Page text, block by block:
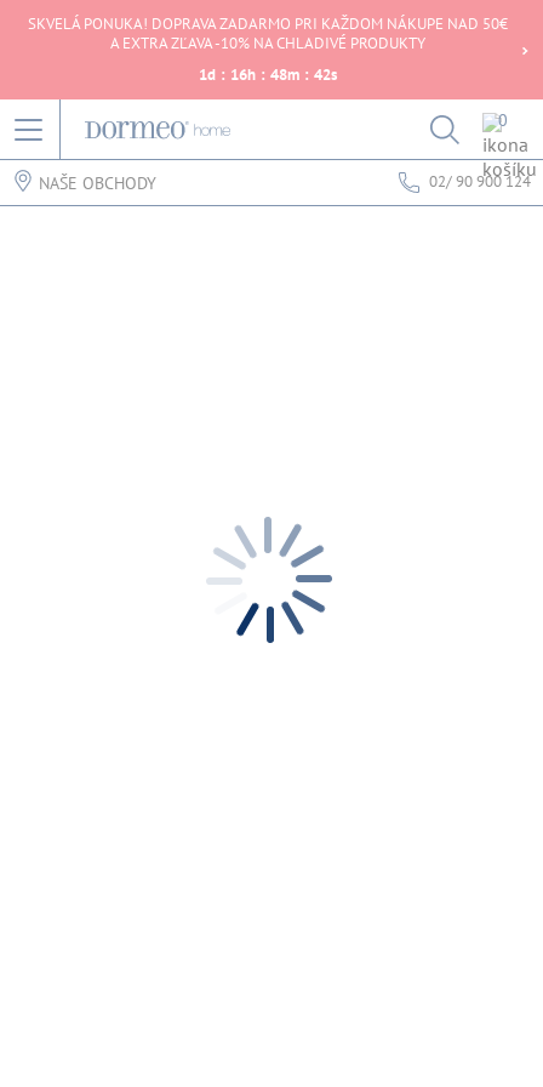
SKVELÁ PONUKA! DOPRAVA ZADARMO PRI KAŽDOM NÁKUPE NAD 50€
A EXTRA ZĽAVA -10% NA CHLADIVÉ PRODUKTY
1d : 16h : 48m : 42s
0
NAŠE OBCHODY 02/ 90 900 124